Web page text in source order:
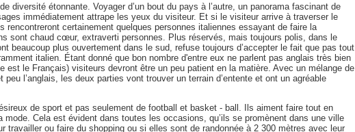
de diversité étonnante. Voyager d’un bout du pays à l’autre, un panorama fascinant de
immédiatement attrape les yeux du visiteur. Et si le visiteur arrive à traverser le
rencontreront certainement quelques personnes italiennes essayant de faire la
sont chaud cœur, extraverti personnes. Plus réservés, mais toujours polis, dans le
beaucoup plus ouvertement dans le sud, refuse toujours d’accepter le fait que pas tout
italien. Étant donné que bon nombre d'entre eux ne parlent pas anglais très bien
est le Français) visiteurs devront être un peu patient en la matière. Avec un mélange de
peu l’anglais, les deux parties vont trouver un terrain d’entente et ont un agréable
de sport et pas seulement de football et basket - ball. Ils aiment faire tout en
mode. Cela est évident dans toutes les occasions, qu’ils se promènent dans une ville
travailler ou faire du shopping ou si elles sont de randonnée à 2 300 mètres avec leur